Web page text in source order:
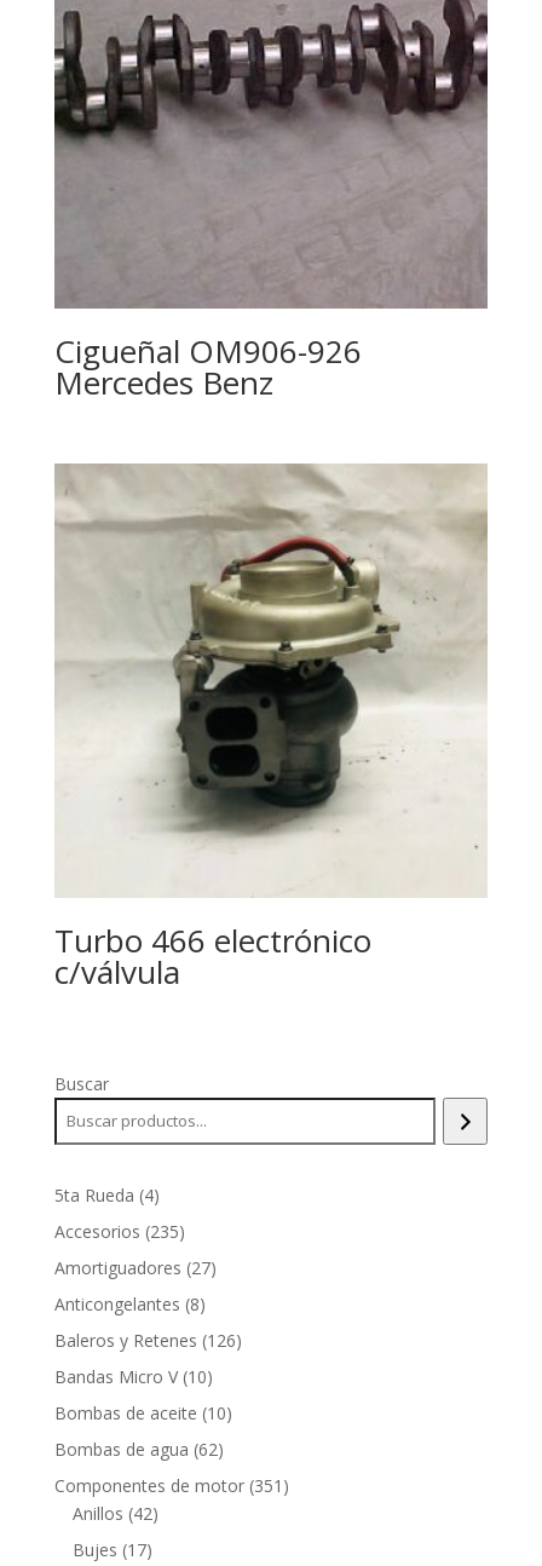
Cigueñal OM906-926
Mercedes Benz
Turbo 466 electrónico
c/válvula
Buscar
5ta Rueda 44
productos
Accesorios 235235
productos
Amortiguadores 2727
Anticongelantes 88
productos
Baleros y Retenes 126126
Bandas Micro V 1010
productos
Bombas de aceite 1010
Bombas de agua 6262
productos
Componentes de motor 351 351
Anillos 4242
Bujes 1717